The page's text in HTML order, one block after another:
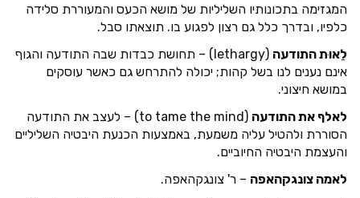
המגזימה בתכונותיו השליליות של מושא הכעס והמעוררת סלידה
כלפיו, ובדרך כלל גם רצון לפגוע בו. תוצאתו סבל.
לֵאוּת התודעה
(lethargy) – תחושת כבדות שבה התודעה והגוף
אינם נענים לנו בשל קהות; יכולה להתרחש גם כאשר עוסקים
במושא חיצוני.
לאלף את התודעה
(to tame the mind) – לעצב את התודעה
הסוררת ולהטיל עליה משמעת, באמצעות הכנעת היבטיה השליליים
והעצמת היבטיה החיוביים.
לאמה צונגקהאפה – ר' צונגקהאפה.